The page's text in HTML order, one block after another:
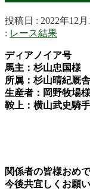
投稿日 : 2022年12月
: レース結果
ディアノイア号
馬主：杉山忠国様
所属：杉山晴紀厩
生産者：岡野牧場様
鞍上：横山武史騎手
関係者の皆様おめ
今後共宜しくお願い